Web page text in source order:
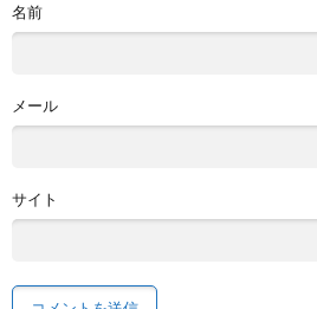
名前
メール
サイト